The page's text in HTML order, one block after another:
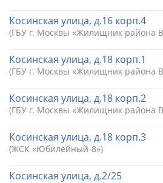
Косинская улица, д.16 корп.4
(ГБУ г. Москвы «Жилищник района
Косинская улица, д.18 корп.1
(ГБУ г. Москвы «Жилищник района
Косинская улица, д.18 корп.2
(ГБУ г. Москвы «Жилищник района
Косинская улица, д.18 корп.3
(ЖСК «Юбилейный-8»)
Косинская улица, д.2/25